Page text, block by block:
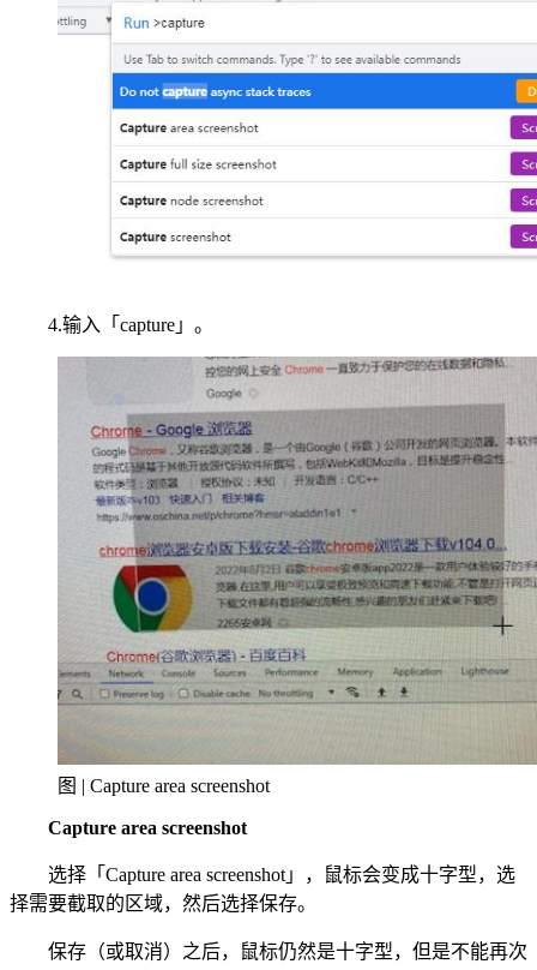
4.输入「capture」。
图 | Capture area screenshot
Capture area screenshot
选择「Capture area screenshot」，鼠标会变成十字型，选
择需要截取的区域，然后选择保存。
保存（或取消）之后，鼠标仍然是十字型，但是不能再次